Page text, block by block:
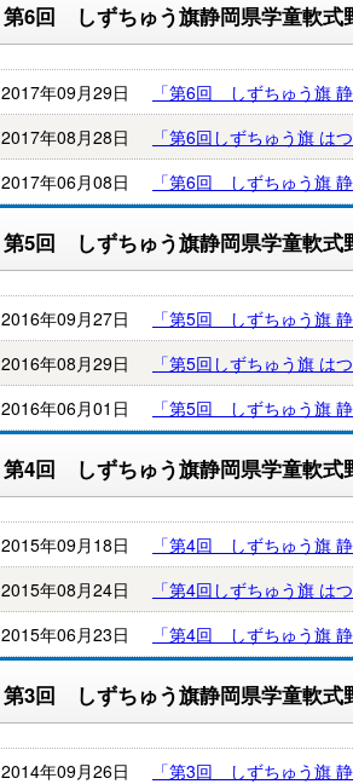
第6回 しずちゅう旗静岡県学童軟式
2017年09月29日
「第6回 しずちゅう旗
2017年08月28日
「第6回しずちゅう旗 は
2017年06月08日
「第6回 しずちゅう旗
第5回 しずちゅう旗静岡県学童軟式
2016年09月27日
「第5回 しずちゅう旗
2016年08月29日
「第5回しずちゅう旗 は
2016年06月01日
「第5回 しずちゅう旗
第4回 しずちゅう旗静岡県学童軟式
2015年09月18日
「第4回 しずちゅう旗
2015年08月24日
「第4回しずちゅう旗 は
2015年06月23日
「第4回 しずちゅう旗
第3回 しずちゅう旗静岡県学童軟式
2014年09月26日
「第3回 しずちゅう旗